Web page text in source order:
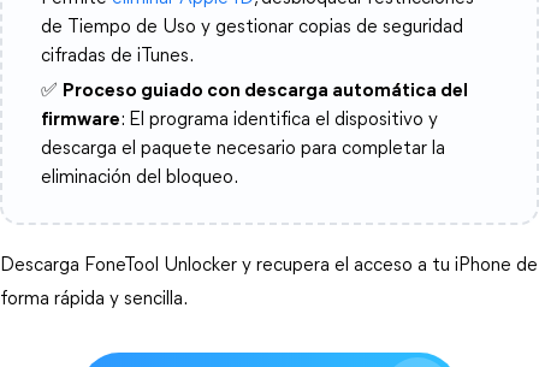
de Tiempo de Uso y gestionar copias de seguridad
cifradas de iTunes.
✅ Proceso guiado con descarga automática del
firmware: El programa identifica el dispositivo y
descarga el paquete necesario para completar la
eliminación del bloqueo.
Descarga FoneTool Unlocker y recupera el acceso a tu iPhone de
forma rápida y sencilla.